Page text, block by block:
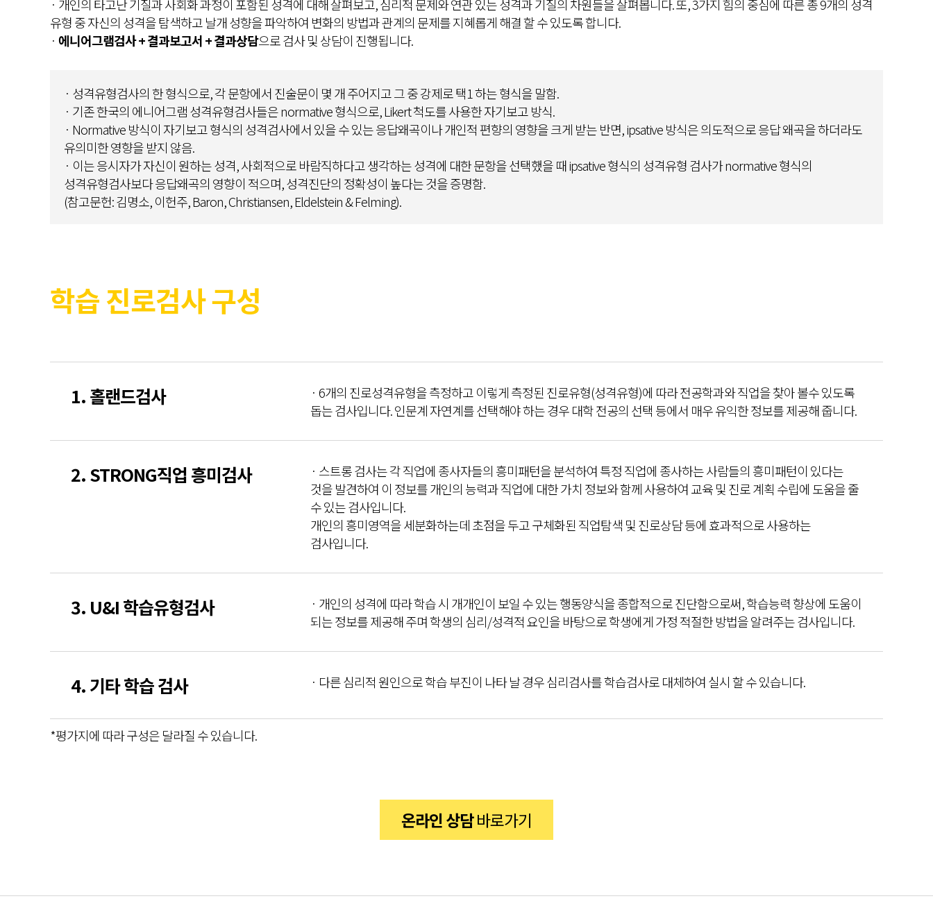
· 개인의 타고난 기질과 사회화 과정이 포함된 성격에 대해 살펴보고, 심리적 문제와 연관 있는 성격과 기질의 차원들을 살펴봅니다. 또, 3가지 힘의 중심에 따른 총 9개의 성격
유형 중 자신의 성격을 탐색하고 날개 성향을 파악하여 변화의 방법과 관계의 문제를 지혜롭게 해결 할 수 있도록 합니다.
· 에니어그램검사 + 결과보고서 + 결과상담으로 검사 및 상담이 진행됩니다.
· 성격유형검사의 한 형식으로, 각 문항에서 진술문이 몇 개 주어지고 그 중 강제로 택1 하는 형식을 말함.
· 기존 한국의 에니어그램 성격유형검사들은 normative 형식으로, Likert 척도를 사용한 자기보고 방식.
· Normative 방식이 자기보고 형식의 성격검사에서 있을 수 있는 응답왜곡이나 개인적 편향의 영향을 크게 받는 반면, ipsative 방식은 의도적으로 응답 왜곡을 하더라도
유의미한 영향을 받지 않음.
· 이는 응시자가 자신이 원하는 성격, 사회적으로 바람직하다고 생각하는 성격에 대한 문항을 선택했을 때 ipsative 형식의 성격유형 검사가 normative 형식의
성격유형검사보다 응답왜곡의 영향이 적으며, 성격진단의 정확성이 높다는 것을 증명함.
(참고문헌: 김명소, 이헌주, Baron, Christiansen, Eldelstein & Felming).
학습 진로검사 구성
1. 홀랜드검사
· 6개의 진로성격유형을 측정하고 이렇게 측정된 진로유형(성격유형)에 따라 전공학과와 직업을 찾아 볼수 있도록
돕는 검사입니다. 인문계 자연계를 선택해야 하는 경우 대학 전공의 선택 등에서 매우 유익한 정보를 제공해 줍니다.
2. STRONG직업 흥미검사
· 스트롱 검사는 각 직업에 종사자들의 흥미패턴을 분석하여 특정 직업에 종사하는 사람들의 흥미패턴이 있다는
것을 발견하여 이 정보를 개인의 능력과 직업에 대한 가치 정보와 함께 사용하여 교육 및 진로 계획 수립에 도움을 줄
수 있는 검사입니다.
개인의 흥미영역을 세분화하는데 초점을 두고 구체화된 직업탐색 및 진로상담 등에 효과적으로 사용하는
검사입니다.
3. U&I 학습유형검사
· 개인의 성격에 따라 학습 시 개개인이 보일 수 있는 행동양식을 종합적으로 진단함으로써, 학습능력 향상에 도움이
되는 정보를 제공해 주며 학생의 심리/성격적 요인을 바탕으로 학생에게 가정 적절한 방법을 알려주는 검사입니다.
4. 기타 학습 검사 · 다른 심리적 원인으로 학습 부진이 나타 날 경우 심리검사를 학습검사로 대체하여 실시 할 수 있습니다.
*평가지에 따라 구성은 달라질 수 있습니다.
온라인 상담바로가기